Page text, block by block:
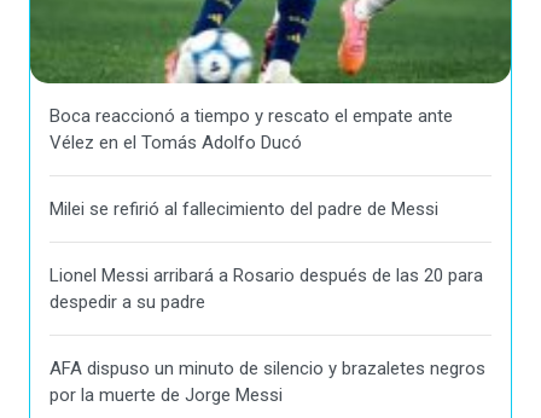
Boca reaccionó a tiempo y rescato el empate ante
Vélez en el Tomás Adolfo Ducó
Milei se refirió al fallecimiento del padre de Messi
Lionel Messi arribará a Rosario después de las 20 para
despedir a su padre
AFA dispuso un minuto de silencio y brazaletes negros
por la muerte de Jorge Messi